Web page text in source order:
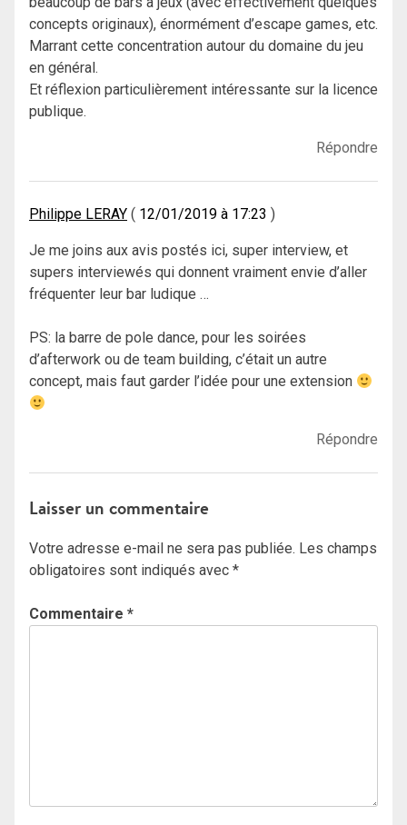
concepts originaux), énormément d’escape games, etc.
Marrant cette concentration autour du domaine du jeu
en général.
Et réflexion particulièrement intéressante sur la licence
publique.
Répondre
Philippe LERAY 12/01/2019 à 17:23
Je me joins aux avis postés ici, super interview, et
supers interviewés qui donnent vraiment envie d’aller
fréquenter leur bar ludique …
PS: la barre de pole dance, pour les soirées
d’afterwork ou de team building, c’était un autre
concept, mais faut garder l’idée pour une extension
Répondre
Laisser un commentaire
Votre adresse e-mail ne sera pas publiée. Les champs
obligatoires sont indiqués avec *
Commentaire *